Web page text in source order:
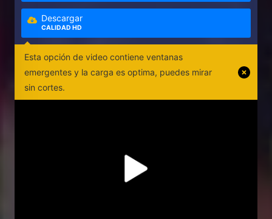
Descargar
CALIDAD HD
Esta opción de video contiene ventanas
emergentes y la carga es optima, puedes mirar
sin cortes.